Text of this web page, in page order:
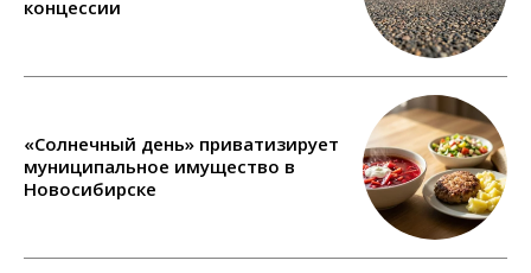
концессии
«Солнечный день» приватизирует
муниципальное имущество в
Новосибирске